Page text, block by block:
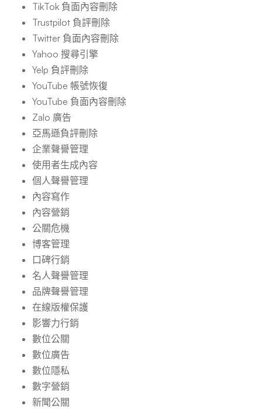
TikTok 負面內容刪除
Trustpilot 負評刪除
Twitter 負面內容刪除
Yahoo 搜尋引擎
Yelp 負評刪除
YouTube 帳號恢復
YouTube 負面內容刪除
Zalo 廣告
亞馬遜負評刪除
企業聲譽管理
使用者生成內容
個人聲譽管理
內容寫作
內容營銷
公關危機
博客管理
口碑行銷
名人聲譽管理
品牌聲譽管理
在線版權保護
影響力行銷
數位公關
數位廣告
數位隱私
數字營銷
新聞公關